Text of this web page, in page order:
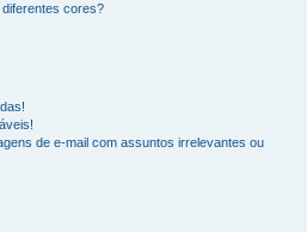
cores?
de e-mail com assuntos irrelevantes ou